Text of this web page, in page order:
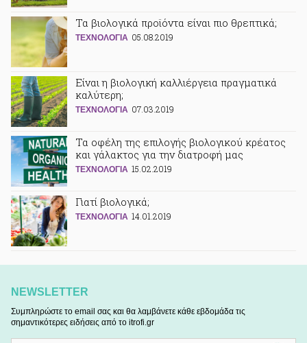
Τα βιολογικά προϊόντα είναι πιο θρεπτικά;
ΤΕΧΝΟΛΟΓΙΑ 05.08.2019
Είναι η βιολογική καλλιέργεια πραγματικά
καλύτερη;
ΤΕΧΝΟΛΟΓΙΑ 07.03.2019
Τα οφέλη της επιλογής βιολογικού κρέατος
και γάλακτος για την διατροφή μας
ΤΕΧΝΟΛΟΓΙΑ 15.02.2019
Γιατί βιολογικά;
ΤΕΧΝΟΛΟΓΙΑ 14.01.2019
NEWSLETTER
Συμπληρώστε το email σας και θα λαμβάνετε κάθε εβδομάδα τις
σημαντικότερες ειδήσεις από το itrofi.gr